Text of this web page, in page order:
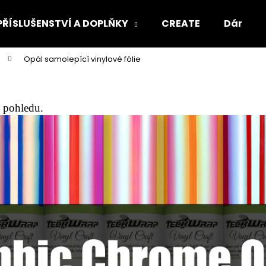
A DOPLŇKY CREATE
Opál samolepící vinylové fólie
pohledu.
Co potřebujete najít?